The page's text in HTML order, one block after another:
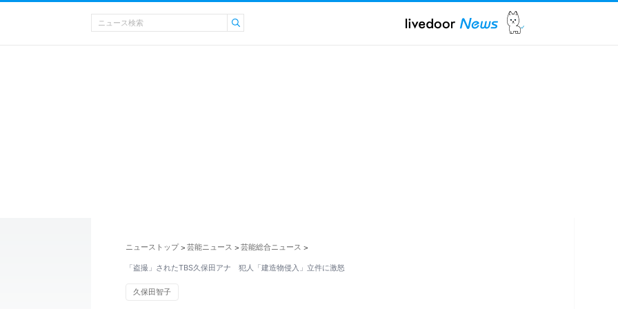
ニューストップ > 芸能ニュース > 芸能総合ニュース >
「盗撮」されたTBS久保田アナ 犯人「建造物侵入」立件に激怒
久保田智子